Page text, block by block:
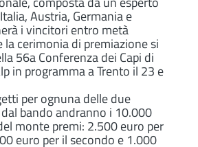
Austria, Germania e
i vincitori entro metà
cerimonia di premiazione si
56a Conferenza dei Capi di
in programma a Trento il 23 e
per ognuna delle due
bando andranno i 10.000
monte premi: 2.500 euro per
euro per il secondo e 1.000